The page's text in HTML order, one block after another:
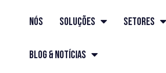
nós Soluções Setores
Blog & Notícias